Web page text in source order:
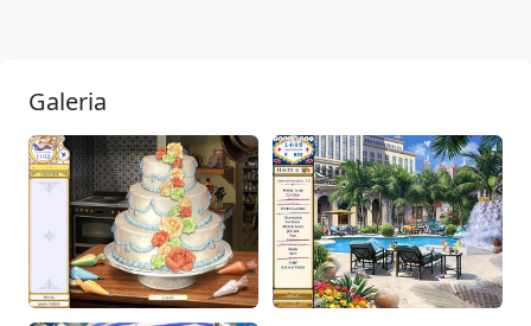
Galeria